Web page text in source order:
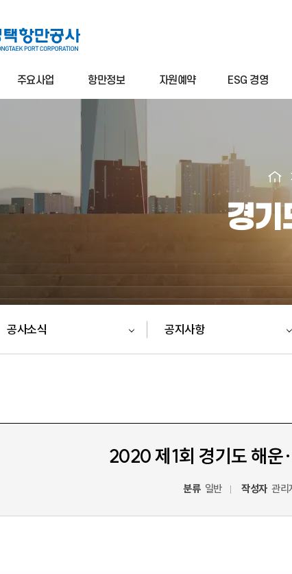
주요사업 항만정보 자원예약 ESG 경영
경기
공사소식 공지사항
2020 제1회 경기도 해운
분류 일반 작성자 관리